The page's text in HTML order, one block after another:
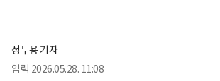
정두용 기자
입력 2026.05.28. 11:08